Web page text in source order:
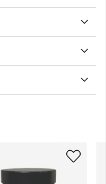
BETYG 0